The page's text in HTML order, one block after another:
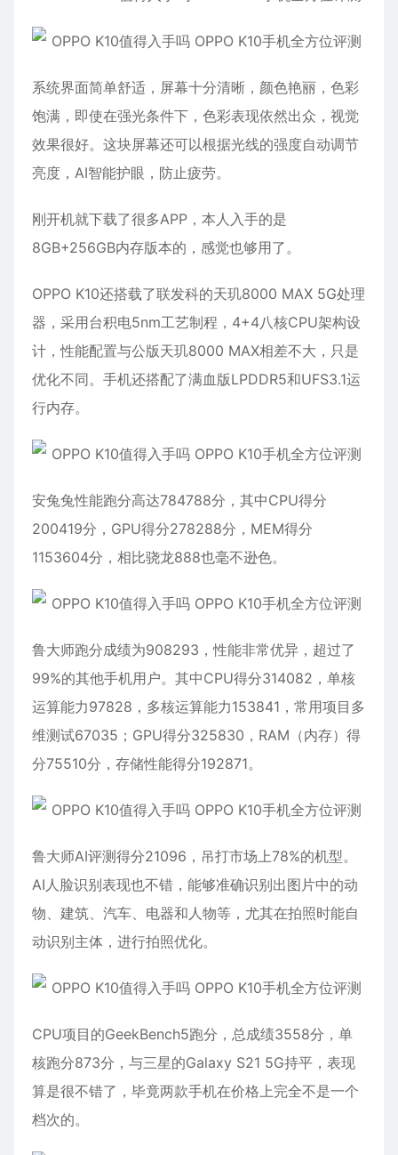
系统界面简单舒适，屏幕十分清晰，颜色艳丽，色彩
饱满，即使在强光条件下，色彩表现依然出众，视觉
效果很好。这块屏幕还可以根据光线的强度自动调节
亮度，AI智能护眼，防止疲劳。
刚开机就下载了很多APP，本人入手的是
8GB+256GB内存版本的，感觉也够用了。
OPPO K10还搭载了联发科的天玑8000 MAX 5G处理
器，采用台积电5nm工艺制程，4+4八核CPU架构设
计，性能配置与公版天玑8000 MAX相差不大，只是
优化不同。手机还搭配了满血版LPDDR5和UFS3.1运
行内存。
安兔兔性能跑分高达784788分，其中CPU得分
200419分，GPU得分278288分，MEM得分
1153604分，相比骁龙888也毫不逊色。
鲁大师跑分成绩为908293，性能非常优异，超过了
99%的其他手机用户。其中CPU得分314082，单核
运算能力97828，多核运算能力153841，常用项目多
维测试67035；GPU得分325830，RAM（内存）得
分75510分，存储性能得分192871。
鲁大师AI评测得分21096，吊打市场上78%的机型。
AI人脸识别表现也不错，能够准确识别出图片中的动
物、建筑、汽车、电器和人物等，尤其在拍照时能自
动识别主体，进行拍照优化。
CPU项目的GeekBench5跑分，总成绩3558分，单
核跑分873分，与三星的Galaxy S21 5G持平，表现
算是很不错了，毕竟两款手机在价格上完全不是一个
档次的。